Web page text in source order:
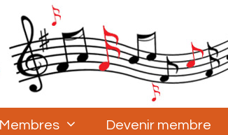
Membres Devenir membre